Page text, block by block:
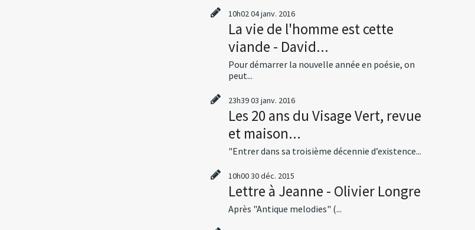
10h0204janv. 2016
La vie de l'homme est cette
viande - David...
Pour démarrer la nouvelle année en poésie, on
peut...
23h3903 janv. 2016
Les 20 ans du Visage Vert, revue
et maison...
"Entrer dans sa troisième décennie d’existence...
10h0030déc. 2015
Lettre à Jeanne - Olivier Longre
Après "Antique melodies" (...